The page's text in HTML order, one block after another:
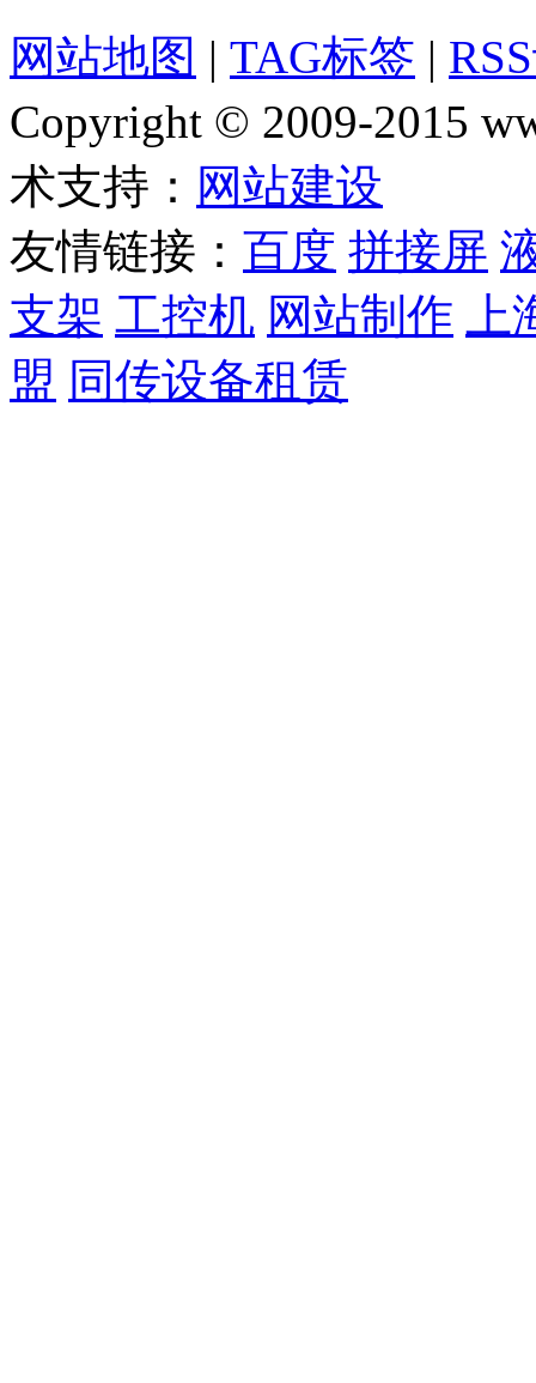
网站地图 | TAG标签 |
Copyright © 2009-2015
术支持： 网站建设
友情链接： 百度 拼接屏
支架 工控机 网站制作
盟 同传设备租赁